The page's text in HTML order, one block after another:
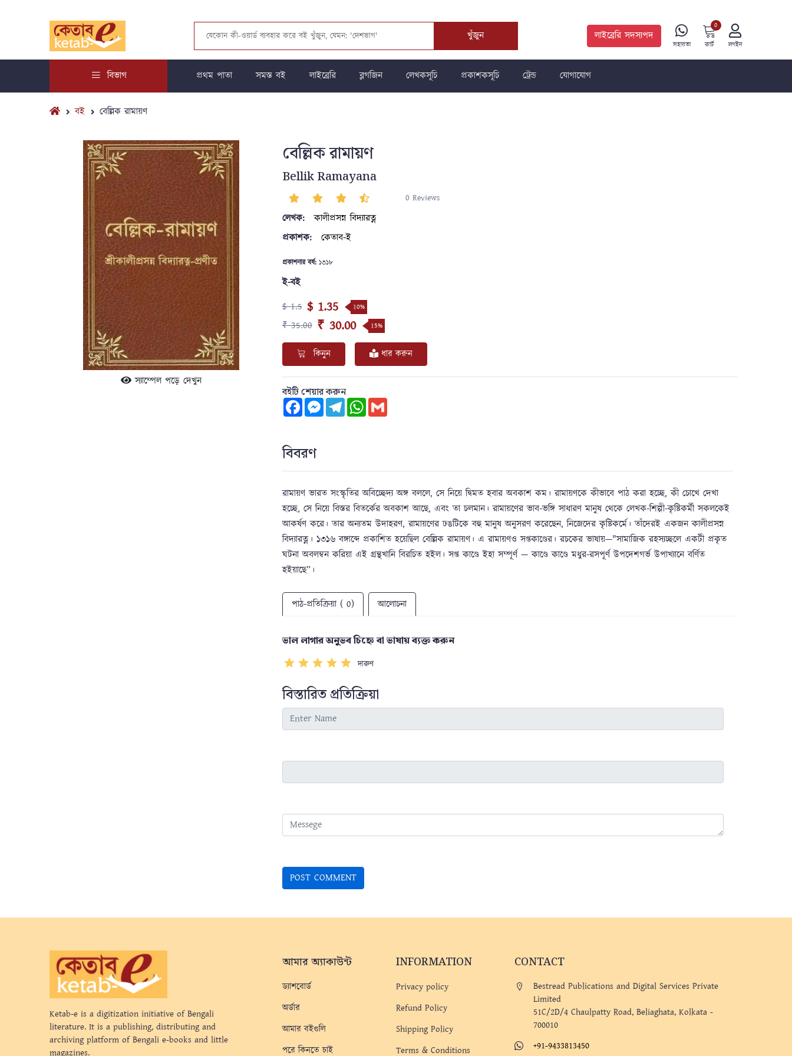
খুঁজুন লাইব্রেরি সদস্যপদ
সহায়তা কার্ট
0
লগইন
বিভাগ প্রথম পাতা সমস্ত বই লাইব্রেরি ব্লগজিন লেখকসূচি প্রকাশকসূচি ট্রেন্ড যোগাযোগ
বই বেল্লিক রামায়ণ
স্যাম্পেল পড়ে দেখুন
বেল্লিক রামায়ণ
Bellik Ramayana
0 Reviews
লেখক:
কালীপ্রসন্ন বিদ্যারত্ন
প্রকাশক:
কেতাব-ই
প্রকাশনার বর্ষ:১৩১৮
ই-বই
$ 1.5 $ 1.35 10%
₹ 35.00 ₹ 30.00 15%
কিনুন ধার করুন
বইটি শেয়ার করুন
FacebookMessenger
TelegramWhatsApp
Gmail
বিবরণ
রামায়ণ ভারত সংস্কৃতির অবিচ্ছেদ্য অঙ্গ বললে, সে নিয়ে দ্বিমত হবার অবকাশ কম। রামায়ণকে কীভাবে পাঠ করা হচ্ছে, কী চোখে দেখা
হচ্ছে, সে নিয়ে বিস্তর বিতর্কের অবকাশ আছে, এবং তা চলমান। রামায়ণের ভাব-ভঙ্গি সাধারণ মানুষ থেকে লেখক-শিল্পী-কৃষ্টিকর্মী সকলকেই
আকর্ষণ করে। তার অন্যতম উদাহরণ, রামায়ণের ঢঙটিকে বহু মানুষ অনুসরণ করেছেন, নিজেদের কৃষ্টিকর্মে। তাঁদেরই একজন কালীপ্রসন্ন
বিদ্যারত্ন। ১৩১৬ বঙ্গাব্দে প্রকাশিত হয়েছিল বেল্লিক রামায়ণ। এ রামায়ণও সপ্তকাণ্ডের। রচকের ভাষায়—"সামাজিক রহস্যচ্ছলে একটী প্রকৃত
ঘটনা অবলম্বন করিয়া এই গ্রন্থখানি বিরচিত হইল। সপ্ত কাণ্ডে ইহা সম্পূর্ণ — কাণ্ডে কাণ্ডে মধুর-রসপূর্ণ উপদেশগর্ভ উপাখ্যানে বর্ণিত
হইয়াছে”।
পাঠ-প্রতিক্রিয়া ( 0) আলোচনা
ভাল লাগার অনুভব চিহ্নে বা ভাষায় ব্যক্ত করুন
দারুণ
বিস্তারিত প্রতিক্রিয়া
Ketab-e is a digitization initiative of Bengali
literature. It is a publishing, distributing and
archiving platform of Bengali e-books and little
magazines.
আমার অ্যাকাউন্ট
ড্যাশবোর্ড
অর্ডার
আমার বইগুলি
পরে কিনতে চাই
INFORMATION
Privacy policy
Refund Policy
Shipping Policy
Terms & Conditions
CONTACT
Bestread Publications and Digital Services Private
Limited
51C/2D/4 Chaulpatty Road, Beliaghata, Kolkata -
700010
+91-9433813450